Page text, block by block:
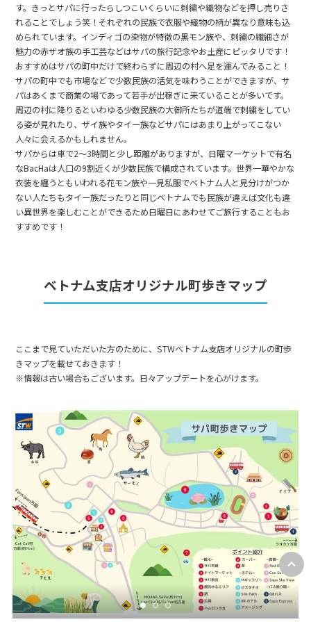
す。きっとサパに行ったらしつこいくらいに刺繍や織物などを押し売りさ
れることでしょう笑！それぞれの民族で衣服や織物の柄が異なり意味も込
められています。インディゴの染物が特徴の黒モン族や、刺繍の繊細さが
魅力の赤ザオ族の手工芸などはサパの旅行記念やお土産にピッタリです！
おすすめはサパの町中だけで終わらずに周辺の村へ足を運んでみること！
サパの町中でも市場などで少数民族の活気を味わうことができますが、サ
パはあくまで商業の場であって若手が出稼ぎに来ていることが多いです。
周辺の村に降りるといわゆる少数民族の大御所たちが道端で刺繍をしてい
る姿が見れたり、ザイ族やタイー族などサパにはあまり上がってこない
人々に会えるかもしれません。
サパからは車で2～3時間と少し距離がありますが、日曜マーケットで有名
なBacHaは人口の9割近くが少数民族で構成されています。世界一華やかな
衣装を纏うともいわれる花モン族や一見私服でベトナム人と見分けがつか
ない人たちもタイー族だったりと同じベトナムでも民族が違えば文化も違
い異世界を楽しむことができるため日曜日にあわせてご旅行することもお
すすめです！
ベトナム支店オリジナル町歩きマップ
ここまで見ていただいた方のために、STWベトナム支店オリジナルの町歩
きマップを載せておきます！
※情報は古い場合もございます。日々アップデートを心がけます。